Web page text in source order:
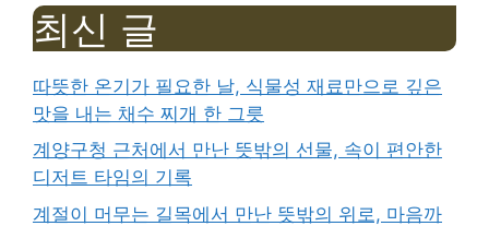
최신 글
따뜻한 온기가 필요한 날, 식물성 재료만으로 깊은
맛을 내는 채수 찌개 한 그릇
계양구청 근처에서 만난 뜻밖의 선물, 속이 편안한
디저트 타임의 기록
계절이 머무는 길목에서 만난 뜻밖의 위로, 마음까